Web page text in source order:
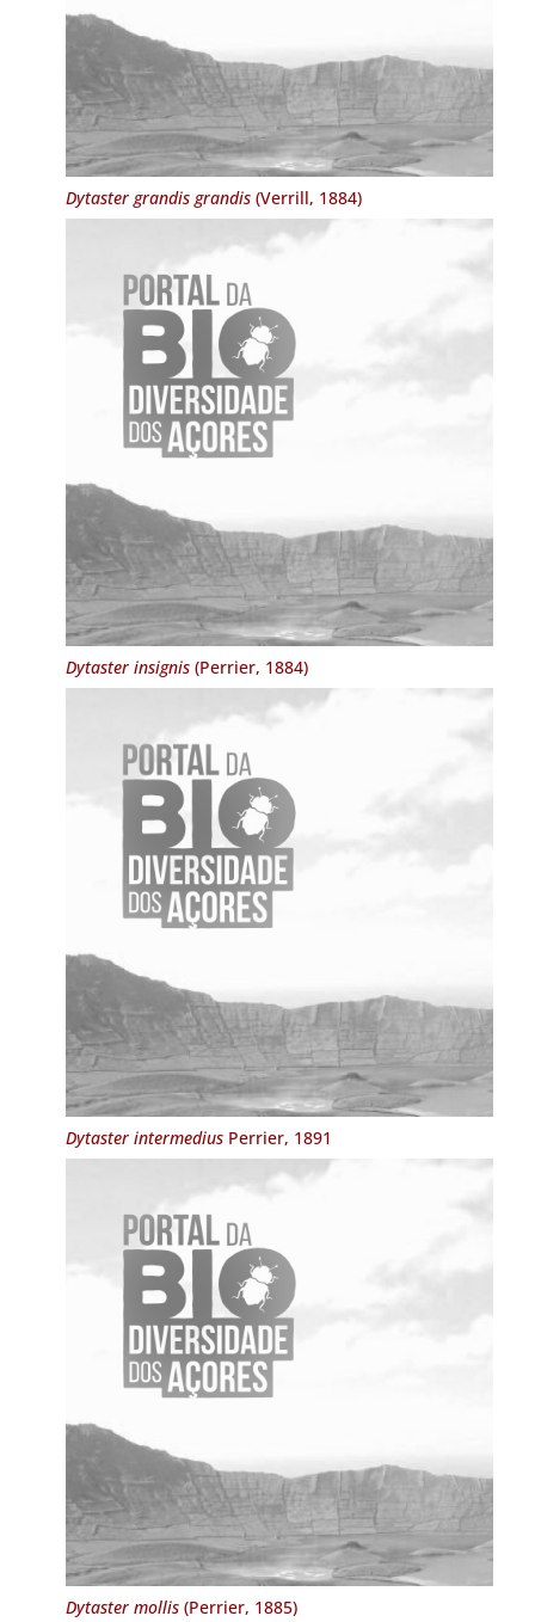
Dytaster grandis grandis(Verrill, 1884)
Dytaster insignis(Perrier, 1884)
Dytaster intermediusPerrier, 1891
Dytaster mollis(Perrier, 1885)